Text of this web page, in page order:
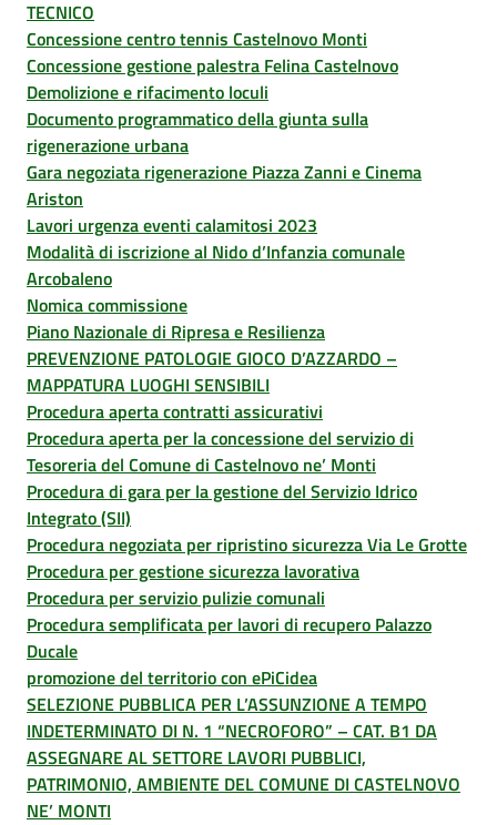
TECNICO
Concessione centro tennis Castelnovo Monti
Concessione gestione palestra Felina Castelnovo
Demolizione e rifacimento loculi
Documento programmatico della giunta sulla
rigenerazione urbana
Gara negoziata rigenerazione Piazza Zanni e Cinema
Ariston
Lavori urgenza eventi calamitosi 2023
Modalità di iscrizione al Nido d’Infanzia comunale
Arcobaleno
Nomica commissione
Piano Nazionale di Ripresa e Resilienza
PREVENZIONE PATOLOGIE GIOCO D’AZZARDO –
MAPPATURA LUOGHI SENSIBILI
Procedura aperta contratti assicurativi
Procedura aperta per la concessione del servizio di
Tesoreria del Comune di Castelnovo ne’ Monti
Procedura di gara per la gestione del Servizio Idrico
Integrato (SII)
Procedura negoziata per ripristino sicurezza Via Le Grotte
Procedura per gestione sicurezza lavorativa
Procedura per servizio pulizie comunali
Procedura semplificata per lavori di recupero Palazzo
Ducale
promozione del territorio con ePiCidea
SELEZIONE PUBBLICA PER L’ASSUNZIONE A TEMPO
INDETERMINATO DI N. 1 “NECROFORO” – CAT. B1 DA
ASSEGNARE AL SETTORE LAVORI PUBBLICI,
PATRIMONIO, AMBIENTE DEL COMUNE DI CASTELNOVO
NE’ MONTI